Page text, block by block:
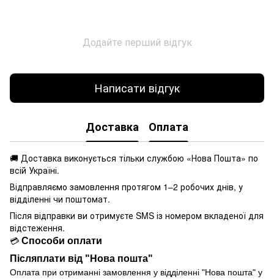
Додайте перший відгук
Написати відгук
Доставка Оплата
🚚 Доставка виконується тільки службою «Нова Пошта» по
всій Україні.
Відправляємо замовлення протягом 1–2 робочих днів, у
відділенні чи поштомат.
Після відправки ви отримуєте SMS із номером вкладеної для
відстеження.
💳 Способи оплати
Післяплати від "Нова пошта"
Оплата при отриманні замовлення у відділенні "Нова пошта" у